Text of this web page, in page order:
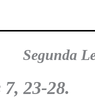
Segunda
23-28.